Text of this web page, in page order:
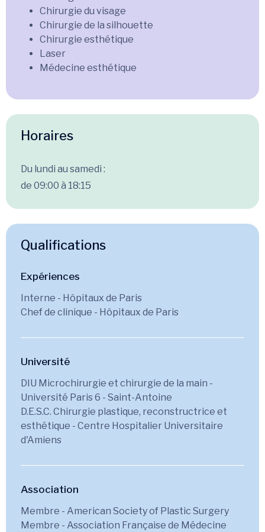
Chirurgie du visage
Chirurgie de la silhouette
Chirurgie esthétique
Laser
Médecine esthétique
Horaires
Du lundi au samedi :
de 09:00 à 18:15
Qualifications
Expériences
Interne - Hôpitaux de Paris
Chef de clinique - Hôpitaux de Paris
Université
DIU Microchirurgie et chirurgie de la main -
Université Paris 6 - Saint-Antoine
D.E.S.C. Chirurgie plastique, reconstructrice et
esthétique - Centre Hospitalier Universitaire
d'Amiens
Association
Membre - American Society of Plastic Surgery
Membre - Association Française de Médecine